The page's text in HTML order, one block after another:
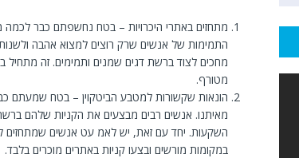
מתחזים באתרי היכרויות – בטח נחשפתם כבר
מחכים לצוד ברשת דגים שמנים ותמימים. זה
מטורף.
הונאות שקשורות למטבע הביטקוין – בטח שמעתם
מאיתנו. אנשים רבים מבצעים את הקניות שלהם
השקעות. יחד עם זאת, יש לאמ עט אנשים שמתחזים
במקומות מורשים ובצעו קניות באתרים מוכרים בלבד.